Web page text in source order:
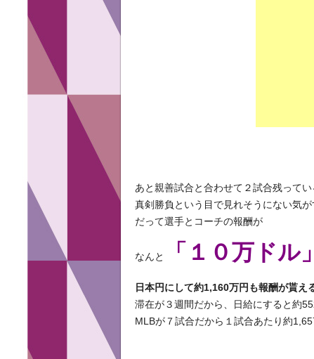
あと親善試合と合わせて２試合残ってい
真剣勝負という目で見れそうにない気が
だって選手とコーチの報酬が
なんと 「１０万ドル」
日本円にして約1,160万円も報酬が貰え
滞在が３週間だから、日給にすると約
MLBが７試合だから１試合あたり約